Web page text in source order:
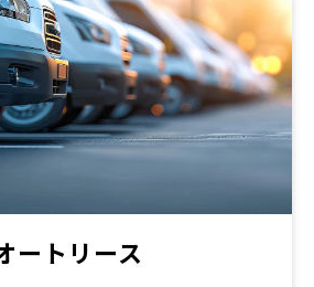
ートリース